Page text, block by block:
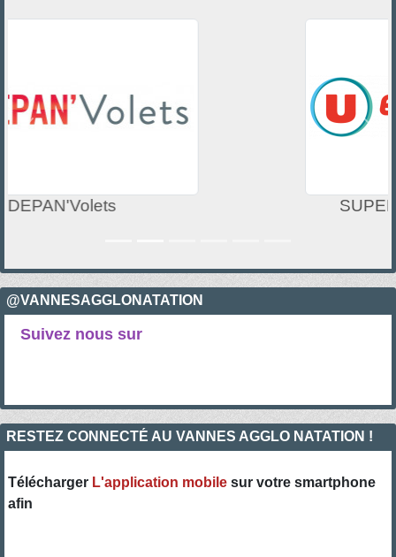
SUPER U Express Vannes
@VANNESAGGLONATATION
Suivez nous sur
RESTEZ CONNECTÉ AU VANNES AGGLO NATATION !
Télécharger L'application mobile sur votre smartphone
afin